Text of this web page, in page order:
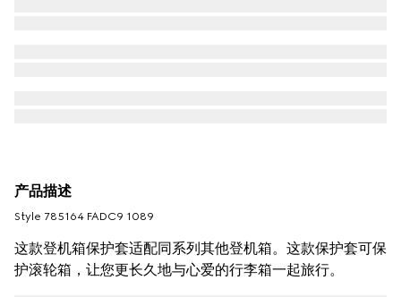
产品描述
Style ‎785164 FADC9 1089
这款登机箱保护套适配同系列其他登机箱。这款保护套可保
护滚轮箱，让您更长久地与心爱的行李箱一起旅行。